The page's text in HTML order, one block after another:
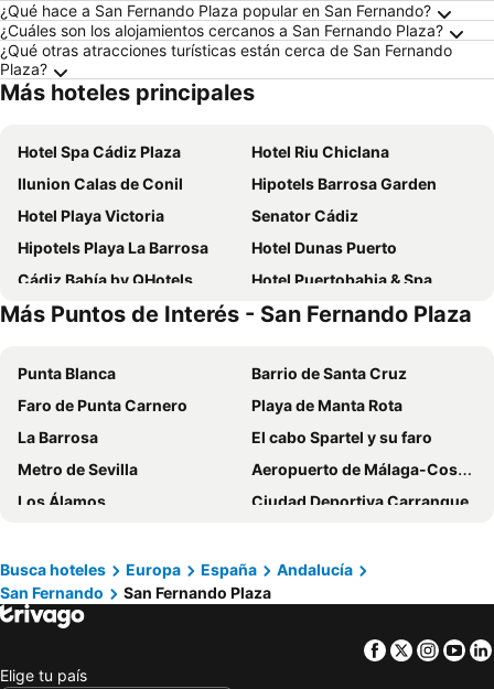
¿Qué hace a San Fernando Plaza popular en San Fernando?
¿Cuáles son los alojamientos cercanos a San Fernando Plaza?
¿Qué otras atracciones turísticas están cerca de San Fernando
Plaza?
Más hoteles principales
Hotel Spa Cádiz Plaza
Hotel Riu Chiclana
Ilunion Calas de Conil
Hipotels Barrosa Garden
Hotel Playa Victoria
Senator Cádiz
Hipotels Playa La Barrosa
Hotel Dunas Puerto
Cádiz Bahía by QHotels
Hotel Puertobahia & Spa
Occidental Cádiz
Vincci Costa Golf
Apartamentos Soho Boutique
Crisol Chiclana
Casual con Duende Cádiz
Parador de Cádiz
Sercotel Puerto de Santa María
Hotel Regio Cadiz
Iberostar Waves Royal Andalus
Valentin Sancti Petri
Hotel Balneario de Chiclana
Hotel Cortijo Los Gallos
Hotel Las Canteras de Puerto Real
Hotel Boutique Convento Cádiz
Palacio de Sancti Petri, a Gran Meliá - The Leading Hotels of the World
Hotel Marisma Sancti Petri
Hotel de Francia y París
Boutique Hotel OLOM
Más Puntos de Interés - San Fernando Plaza
Punta Blanca
Barrio de Santa Cruz
Faro de Punta Carnero
Playa de Manta Rota
La Barrosa
El cabo Spartel y su faro
Metro de Sevilla
Aeropuerto de Málaga-Costa del Sol
Los Álamos
Ciudad Deportiva Carranque
Matalascañas
Plaza de Toros la Maestranza
San Bartolomé
Sacha
Isla Mágica
Busca hoteles Europa España
Andalucía
San Fernando
San Fernando Plaza
Facebook
Twitter
Elige tu país